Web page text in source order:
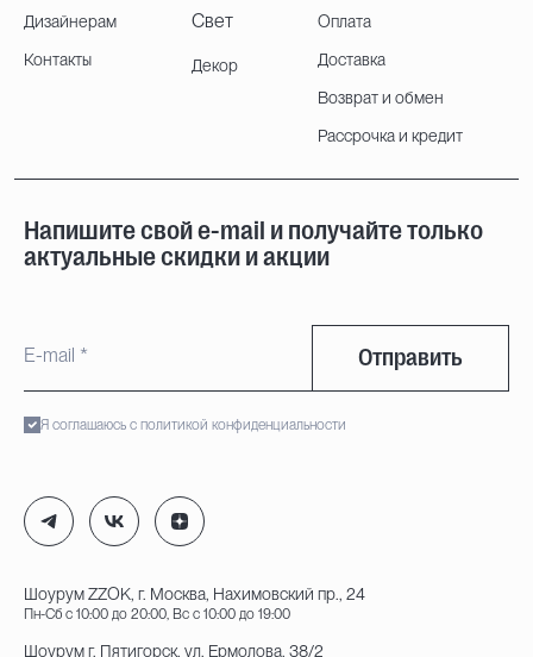
Дизайнерам
Контакты
Свет
Декор
Оплата
Доставка
Возврат и обмен
Рассрочка и кредит
Напишите свой e-mail и получайте только
актуальные скидки и акции
Отправить
Я соглашаюсь с политикой конфиденциальности
Шоурум ZZOK, г. Москва, Нахимовский пр., 24
Пн-Сб с 10:00 до 20:00, Вс с 10:00 до 19:00
Шоурум г. Пятигорск, ул. Ермолова, 38/2